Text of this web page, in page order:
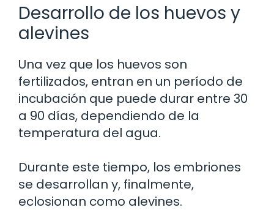
Desarrollo de los huevos y
alevines
Una vez que los huevos son
fertilizados, entran en un período de
incubación que puede durar entre 30
a 90 días, dependiendo de la
temperatura del agua.
Durante este tiempo, los embriones
se desarrollan y, finalmente,
eclosionan como alevines.